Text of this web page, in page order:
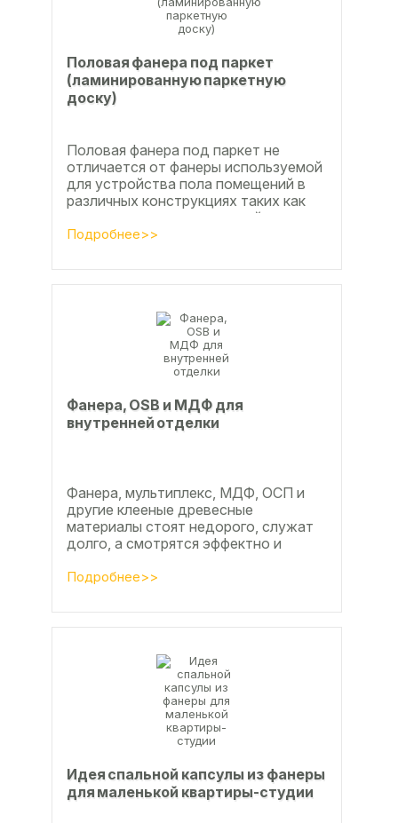
Половая фанера под паркет
(ламинированную паркетную
доску)
Половая фанера под паркет не
отличается от фанеры используемой
для устройства пола помещений в
различных конструкциях таких как
ламинат из ламинированной
паркетной доски, а так же...
Подробнее>>
Фанера, OSB и МДФ для
внутренней отделки
Фанера, мультиплекс, МДФ, ОСП и
другие клееные древесные
материалы стоят недорого, служат
долго, а смотрятся эффектно и
Подробнее>>
Идея спальной капсулы из фанеры
для маленькой квартиры-студии